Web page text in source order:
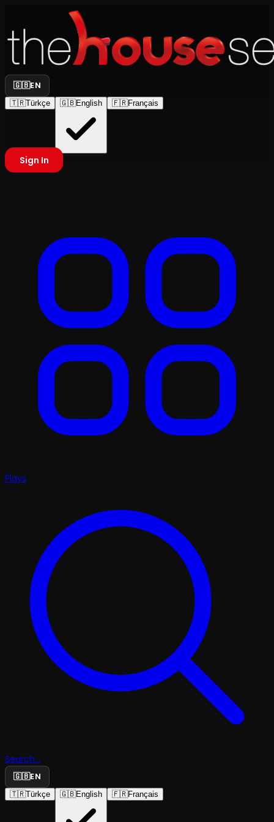
🇬🇧EN
🇹🇷Türkçe 🇬🇧English 🇫🇷Français
Sign In
Plays
Search...
🇬🇧EN
🇹🇷Türkçe 🇬🇧English 🇫🇷Français